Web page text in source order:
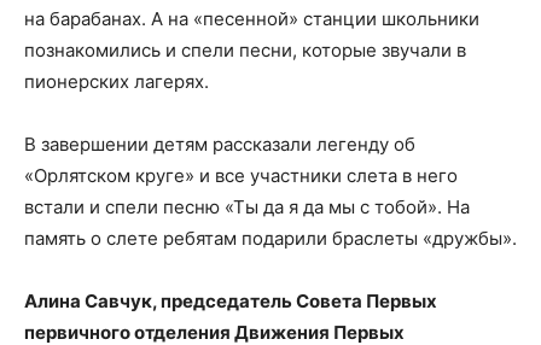
на барабанах. А на «песенной» станции школьники
познакомились и спели песни, которые звучали в
пионерских лагерях.
В завершении детям рассказали легенду об
«Орлятском круге» и все участники слета в него
встали и спели песню «Ты да я да мы с тобой». На
память о слете ребятам подарили браслеты «дружбы».
Алина Савчук, председатель Совета Первых
первичного отделения Движения Первых